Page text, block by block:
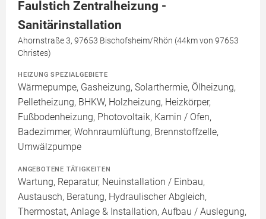
Faulstich Zentralheizung -
Sanitärinstallation
Ahornstraße 3, 97653 Bischofsheim/Rhön (44km von 97653
Christes)
HEIZUNG SPEZIALGEBIETE
Wärmepumpe, Gasheizung, Solarthermie, Ölheizung,
Pelletheizung, BHKW, Holzheizung, Heizkörper,
Fußbodenheizung, Photovoltaik, Kamin / Ofen,
Badezimmer, Wohnraumlüftung, Brennstoffzelle,
Umwälzpumpe
ANGEBOTENE TÄTIGKEITEN
Wartung, Reparatur, Neuinstallation / Einbau,
Austausch, Beratung, Hydraulischer Abgleich,
Thermostat, Anlage & Installation, Aufbau / Auslegung,